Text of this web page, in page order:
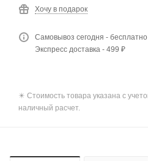
Хочу в подарок
Самовывоз сегодня - бесплатно
Экспресс доставка - 499 ₽
✴️ Стоимость товара указана с
наличный расчет.